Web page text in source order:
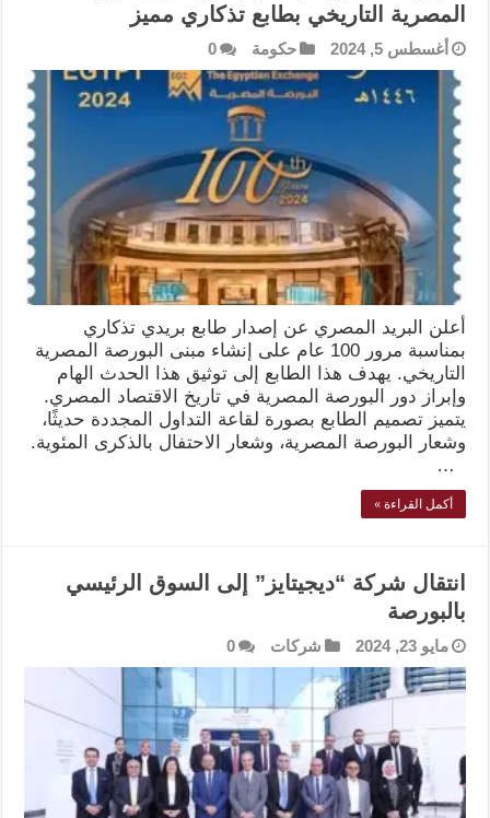
المصرية التاريخي بطابع تذكاري مميز
أغسطس 5, 2024 حكومة 0
أعلن البريد المصري عن إصدار طابع بريدي تذكاري
بمناسبة مرور 100 عام على إنشاء مبنى البورصة المصرية
التاريخي. يهدف هذا الطابع إلى توثيق هذا الحدث الهام
وإبراز دور البورصة المصرية في تاريخ الاقتصاد المصري.
يتميز تصميم الطابع بصورة لقاعة التداول المجددة حديثًا،
وشعار البورصة المصرية، وشعار الاحتفال بالذكرى المئوية.
…
أكمل القراءة »
انتقال شركة “ديجيتايز” إلى السوق الرئيسي
بالبورصة
مايو 23, 2024 شركات 0